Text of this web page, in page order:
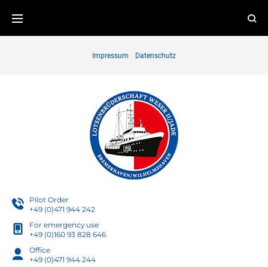
content
Impressum Datenschutz
Pilot Order
+49 (0)471 944 242
For emergency use
+49 (0)160 93 828 646
Office
+49 (0)471 944 244